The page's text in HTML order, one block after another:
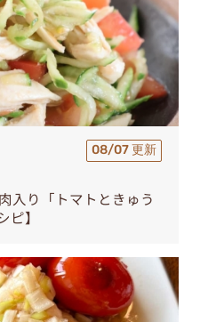
08/07 更新
入り「トマトときゅう
】